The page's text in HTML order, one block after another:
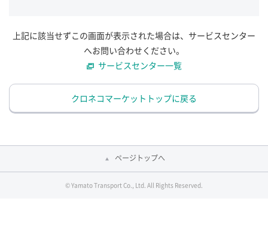
上記に該当せずこの画面が表示された場合は、サービスセンター
へお問い合わせください。
サービスセンター一覧
クロネコマーケットトップに戻る
ページトップへ
© Yamato Transport Co., Ltd. All Rights Reserved.